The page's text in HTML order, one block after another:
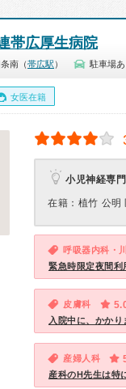
帯広厚生病院
南（帯広駅 ） 駐車場あ
女医在籍
小児神経専
在籍：植竹 公明
呼吸器内科・
緊急時限定夜間利
皮膚科
入院中に、かかり
産婦人科
産科のH先生は特